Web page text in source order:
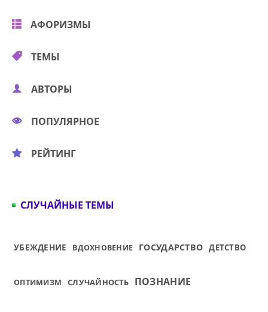
АФОРИЗМЫ
ТЕМЫ
АВТОРЫ
ПОПУЛЯРНОЕ
РЕЙТИНГ
СЛУЧАЙНЫЕ ТЕМЫ
УБЕЖДЕНИЕ ВДОХНОВЕНИЕ ГОСУДАРСТВО ДЕТСТВО
ОПТИМИЗМ СЛУЧАЙНОСТЬ ПОЗНАНИЕ